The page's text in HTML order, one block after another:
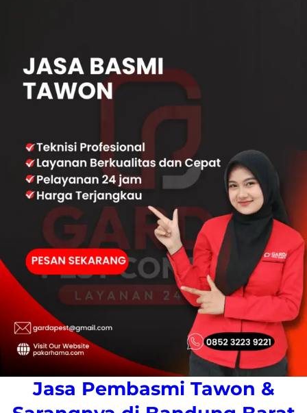
Jasa Pembasmi Tawon &